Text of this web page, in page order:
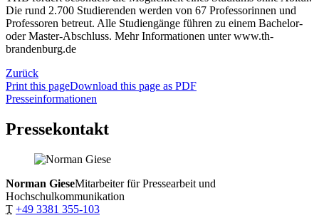
Die rund 2.700 Studierenden werden von 67 Professorinnen und
Professoren betreut. Alle Studiengänge führen zu einem Bachelor-
oder Master-Abschluss. Mehr Informationen unter www.th-
brandenburg.de
Zurück
Print this pageDownload this page as PDF
Presseinformationen
Pressekontakt
Norman GieseMitarbeiter für Pressearbeit und
Hochschulkommunikation
T +49 3381 355-103